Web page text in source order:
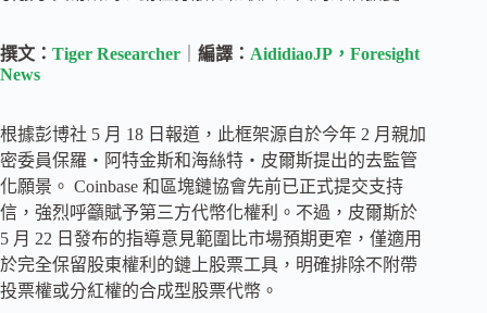
撰文： Tiger Researcher 編譯： AididiaoJP，Foresight
News
根據彭博社 5 月 18 日報道，此框架源自於今年 2 月親加
密委員保羅・阿特金斯和海絲特・皮爾斯提出的去監管
化願景。 Coinbase 和區塊鏈協會先前已正式提交支持
信，強烈呼籲賦予第三方代幣化權利。不過，皮爾斯於
5 月 22 日發布的指導意見範圍比市場預期更窄，僅適用
於完全保留股東權利的鏈上股票工具，明確排除不附帶
投票權或分紅權的合成型股票代幣。